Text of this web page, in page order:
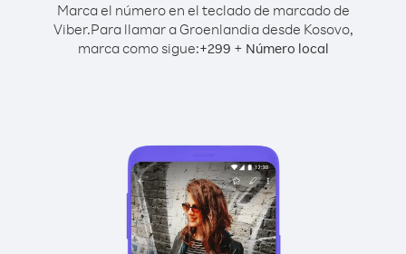
Marca el número en el teclado de marcado de
Viber.Para llamar a Groenlandia desde Kosovo,
marca como sigue:+299 + Número local